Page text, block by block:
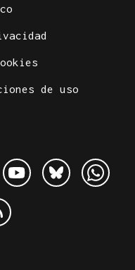
de uso